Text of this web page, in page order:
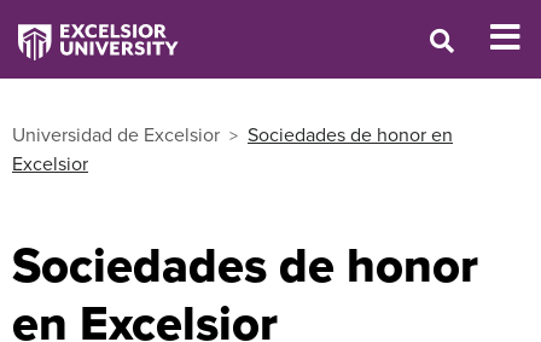
Universidad de Excelsior
Sociedades de honor en
Excelsior
Sociedades de honor
en Excelsior